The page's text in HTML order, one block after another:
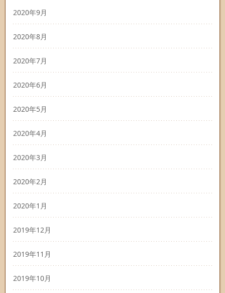
2020年9月
2020年8月
2020年7月
2020年6月
2020年5月
2020年4月
2020年3月
2020年2月
2020年1月
2019年12月
2019年11月
2019年10月